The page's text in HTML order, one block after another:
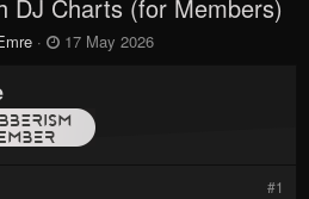
DJ Charts (for Members)
B
l
a
n
17 May 2026
#1